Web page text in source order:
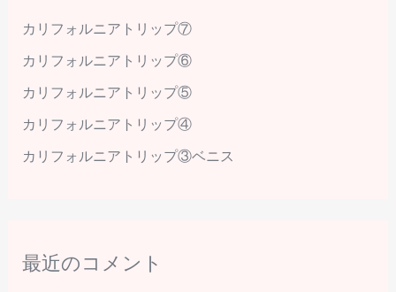
カリフォルニアトリップ⑦
カリフォルニアトリップ⑥
カリフォルニアトリップ⑤
カリフォルニアトリップ④
カリフォルニアトリップ③ベニス
最近のコメント